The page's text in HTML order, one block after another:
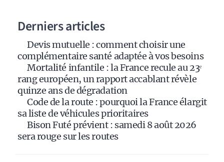
Derniers articles
Devis mutuelle : comment choisir une
complémentaire santé adaptée à vos besoins
Mortalité infantile : la France recule au 23ᵉ
rang européen, un rapport accablant révèle
quinze ans de dégradation
Code de la route : pourquoi la France élargit
sa liste de véhicules prioritaires
Bison Futé prévient : samedi 8 août 2026
sera rouge sur les routes